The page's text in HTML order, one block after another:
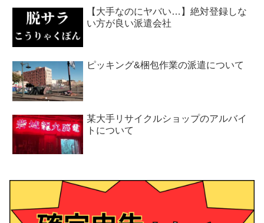
【大手なのにヤバい…】絶対登録しな
い方が良い派遣会社
ピッキング&梱包作業の派遣について
某大手リサイクルショップのアルバイ
トについて